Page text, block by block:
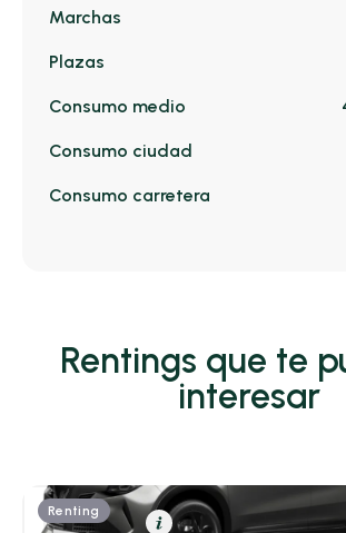
Marchas
Plazas
Consumo medio
Consumo ciudad
Consumo carretera
Rentings que te
interesar
Renting
Eléctrico Resumen